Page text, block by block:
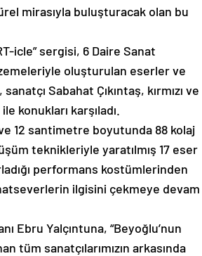
mirasıyla buluşturacak olan bu
icle” sergisi, 6 Daire Sanat
oluşturulan eserler ve
Sabahat Çıkıntaş, kırmızı ve
konukları karşıladı.
12 santimetre boyutunda 88 kolaj
teknikleriyle yaratılmış 17 eser
performans kostümlerinden
ilgisini çekmeye devam
Ebru Yalçıntuna, “Beyoğlu’nun
tüm sanatçılarımızın arkasında